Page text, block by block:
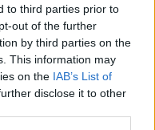
to third parties prior to
out of the further
by third parties on the
This information may
on the IAB’s List of
disclose it to other
szinte minden
ma éppen a
gyenge kereslet.
futures 15
pontos csökkenést